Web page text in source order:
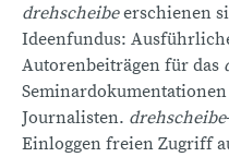
drehscheibeerschienen
Ideenfundus:
Autorenbeiträgen für das
Journalisten. drehscheibe
Einloggen freien Zugriff